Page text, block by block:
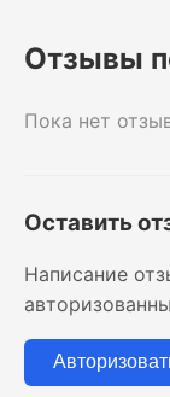
Отзывы
Пока нет
Оставить
Написание